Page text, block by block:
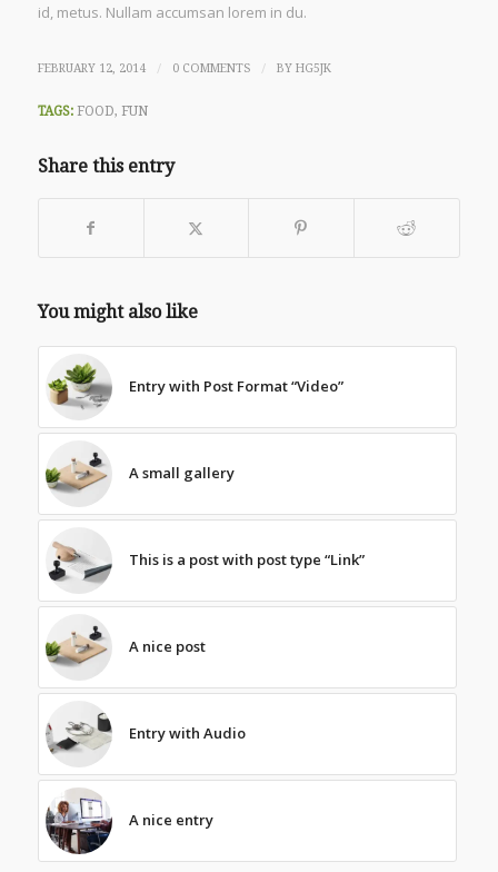
id, metus. Nullam accumsan lorem in du.
FEBRUARY 12, 2014 / 0 COMMENTS / BY HG5JK
TAGS: FOOD, FUN
Share this entry
You might also like
Entry with Post Format “Video”
A small gallery
This is a post with post type “Link”
A nice post
Entry with Audio
A nice entry